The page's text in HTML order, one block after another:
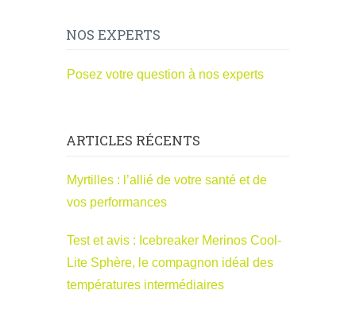
NOS EXPERTS
Posez votre question à nos experts
ARTICLES RÉCENTS
Myrtilles : l’allié de votre santé et de
vos performances
Test et avis : Icebreaker Merinos Cool-
Lite Sphère, le compagnon idéal des
températures intermédiaires